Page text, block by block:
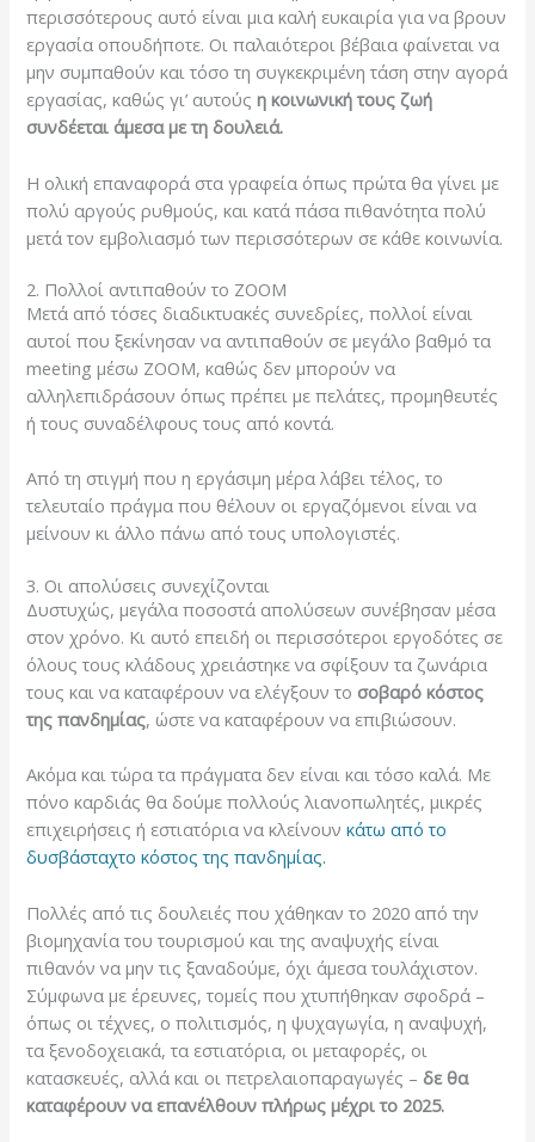
περισσότερους αυτό είναι μια καλή ευκαιρία για να βρουν
εργασία οπουδήποτε. Οι παλαιότεροι βέβαια φαίνεται να
μην συμπαθούν και τόσο τη συγκεκριμένη τάση στην αγορά
εργασίας, καθώς γι’ αυτούςη κοινωνική τους ζωή
συνδέεται άμεσα με τη δουλειά.
Η ολική επαναφορά στα γραφεία όπως πρώτα θα γίνει με
πολύ αργούς ρυθμούς, και κατά πάσα πιθανότητα πολύ
μετά τον εμβολιασμό των περισσότερων σε κάθε κοινωνία.
2. Πολλοί αντιπαθούν το ZOOM
Μετά από τόσες διαδικτυακές συνεδρίες, πολλοί είναι
αυτοί που ξεκίνησαν να αντιπαθούν σε μεγάλο βαθμό τα
meeting μέσω ZOOM, καθώς δεν μπορούν να
αλληλεπιδράσουν όπως πρέπει με πελάτες, προμηθευτές
ή τους συναδέλφους τους από κοντά.
Από τη στιγμή που η εργάσιμη μέρα λάβει τέλος, το
τελευταίο πράγμα που θέλουν οι εργαζόμενοι είναι να
μείνουν κι άλλο πάνω από τους υπολογιστές.
3. Οι απολύσεις συνεχίζονται
Δυστυχώς, μεγάλα ποσοστά απολύσεων συνέβησαν μέσα
στον χρόνο. Κι αυτό επειδή οι περισσότεροι εργοδότες σε
όλους τους κλάδους χρειάστηκε να σφίξουν τα ζωνάρια
τους και να καταφέρουν να ελέγξουν το σοβαρό κόστος
της πανδημίας, ώστε να καταφέρουν να επιβιώσουν.
Ακόμα και τώρα τα πράγματα δεν είναι και τόσο καλά. Με
πόνο καρδιάς θα δούμε πολλούς λιανοπωλητές, μικρές
επιχειρήσεις ή εστιατόρια να κλείνουνκάτω από το
δυσβάσταχτο κόστος της πανδημίας.
Πολλές από τις δουλειές που χάθηκαν το 2020 από την
βιομηχανία του τουρισμού και της αναψυχής είναι
πιθανόν να μην τις ξαναδούμε, όχι άμεσα τουλάχιστον.
Σύμφωνα με έρευνες, τομείς που χτυπήθηκαν σφοδρά –
όπως οι τέχνες, ο πολιτισμός, η ψυχαγωγία, η αναψυχή,
τα ξενοδοχειακά, τα εστιατόρια, οι μεταφορές, οι
κατασκευές, αλλά και οι πετρελαιοπαραγωγές – δε θα
καταφέρουν να επανέλθουν πλήρως μέχρι το 2025.